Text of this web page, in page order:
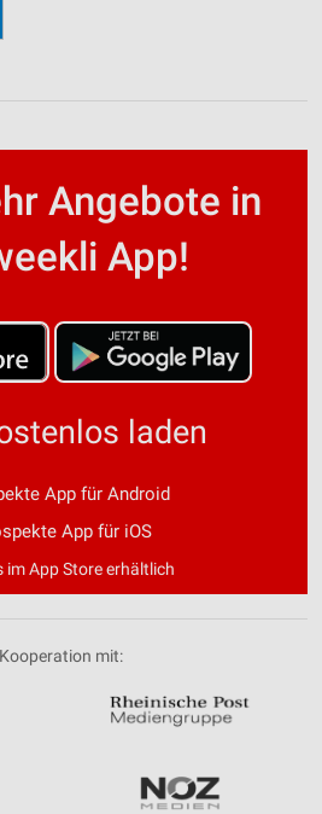
Angebote in
App!
laden
App für Android
App für iOS
im App Store erhältlich
mit: